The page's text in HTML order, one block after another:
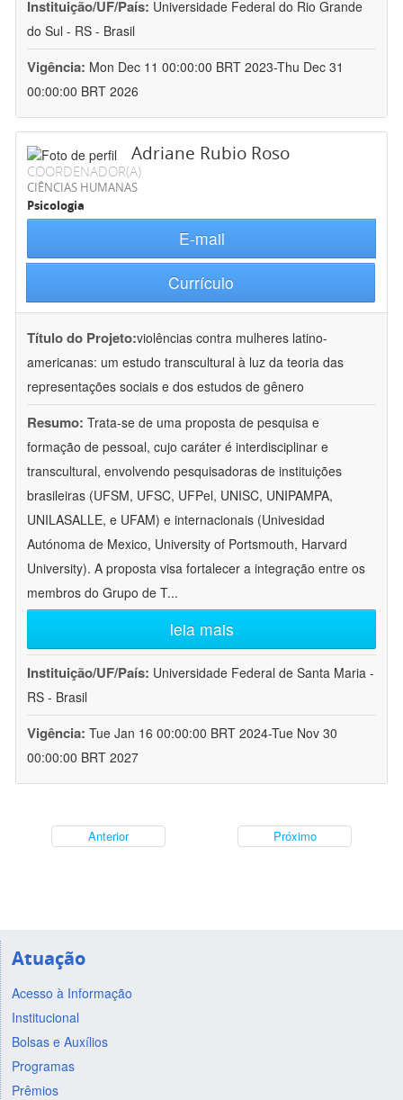
Instituição/UF/País: Universidade Federal do Rio Grande
do Sul - RS - Brasil
Vigência: Mon Dec 11 00:00:00 BRT 2023-Thu Dec 31
00:00:00 BRT 2026
Adriane Rubio Roso
COORDENADOR(A)
CIÊNCIAS HUMANAS
Psicologia
E-mail
Currículo
Título do Projeto:violências contra mulheres latino-
americanas: um estudo transcultural à luz da teoria das
representações sociais e dos estudos de gênero
Resumo: Trata-se de uma proposta de pesquisa e
formação de pessoal, cujo caráter é interdisciplinar e
transcultural, envolvendo pesquisadoras de instituições
brasileiras (UFSM, UFSC, UFPel, UNISC, UNIPAMPA,
UNILASALLE, e UFAM) e internacionais (Univesidad
Autónoma de Mexico, University of Portsmouth, Harvard
University). A proposta visa fortalecer a integração entre os
membros do Grupo de T...
leia mais
Instituição/UF/País: Universidade Federal de Santa Maria -
RS - Brasil
Vigência: Tue Jan 16 00:00:00 BRT 2024-Tue Nov 30
00:00:00 BRT 2027
Anterior Próximo
Atuação
Acesso à Informação
Institucional
Bolsas e Auxílios
Programas
Prêmios